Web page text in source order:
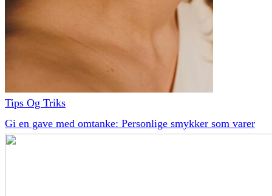
Tips Og Triks
Gi en gave med omtanke: Personlige smykker som varer